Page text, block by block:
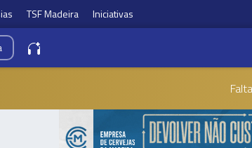
TSF Madeira Iniciativas